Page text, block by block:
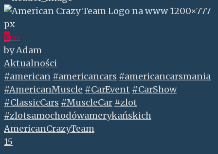
10cze
byAdam
Aktualności
#american #americancars #americancarsmania
#AmericanMuscle #CarEvent #CarShow
#ClassicCars #MuscleCar #zlot
#zlotsamochodówamerykańskich
AmericanCrazyTeam
15